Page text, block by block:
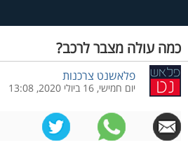
כמה עולה מצבר לרכב?
פלאשנט צרכנות
יום חמישי, 16 ביולי 2020, 13:08